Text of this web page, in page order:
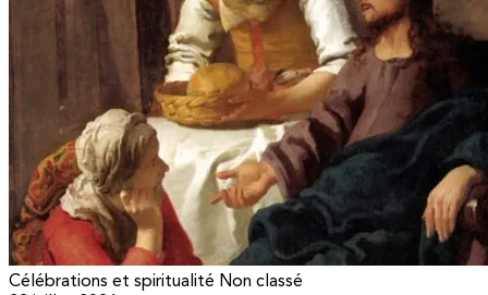
Célébrations et spiritualité Non classé